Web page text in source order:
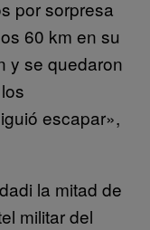
por sorpresa
60 km en su
y se quedaron
escapar»,
la mitad de
militar del